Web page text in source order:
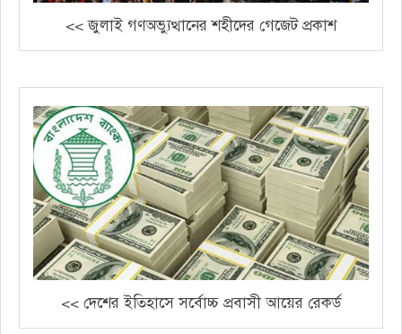
<< জুলাই গণঅভ্যুত্থানের শহীদের গেজেট প্রকাশ
<< দেশের ইতিহাসে সর্বোচ্চ প্রবাসী আয়ের রেকর্ড